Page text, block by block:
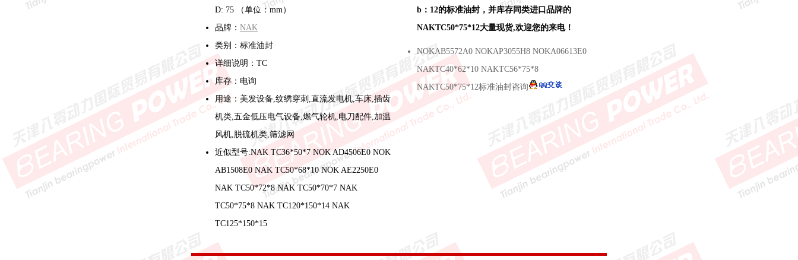
D: 75 （单位：mm）
品牌： NAK
类别：标准油封
详细说明：TC
库存：电询
用途：美发设备,纹绣穿刺,直流发电机,车床,插齿
机类,五金低压电气设备,燃气轮机,电刀配件,加温
风机,脱硫机类,筛滤网
近似型号:NAK TC36*50*7 NOK AD4506E0 NOK
AB1508E0 NAK TC50*68*10 NOK AE2250E0
NAK TC50*72*8 NAK TC50*70*7 NAK
TC50*75*8 NAK TC120*150*14 NAK
TC125*150*15
b：12的标准油封，并库存同类进口品牌的
NAKTC50*75*12大量现货,欢迎您的来电！
NOKAB5572A0 NOKAP3055H8 NOKA06613E0
NAKTC40*62*10 NAKTC56*75*8
NAKTC50*75*12标准油封咨询